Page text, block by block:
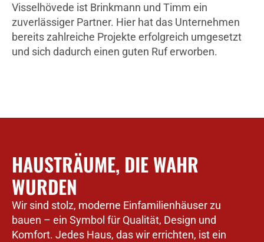
Visselhövede ist Brinkmann und Timm ein
zuverlässiger Partner. Hier hat das Unternehmen
bereits zahlreiche Projekte erfolgreich umgesetzt
und sich dadurch einen guten Ruf erworben.
HAUSTRÄUME, DIE WAHR
WURDEN
Wir sind stolz, moderne Einfamilienhäuser zu
bauen – ein Symbol für Qualität, Design und
Komfort. Jedes Haus, das wir errichten, ist ein